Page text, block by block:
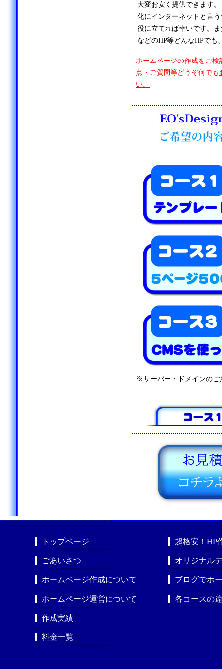
大変お安く提供できます
化にインターネットと言
役に立てれば幸いです。
などのHP等どんなHPでも
ホームページの作成をご検
点・ご質問等どうぞ何でも
い。
※サーバー・ドメインのご
トップページ
ごあいさつ
ホームページ作成について
ホームページ運営について
作成実績
料金一覧
超格安！HP
オリジナル
ブログでホ
各コースの